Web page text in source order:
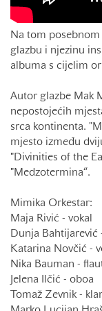
Na tom
glazbu i njezinu
albuma s cijelim
Autor glazbe Mak
nepostojećih
srca kontinenta.
mjesto između
"Divinities of the
"Medzotermina“.
Mimika Orkestar:
Maja Rivić - vokal
Dunja Bahtijarević
Katarina Novčić -
Nika Bauman -
Jelena Ilčić - oboa
Tomaž Zevnik -